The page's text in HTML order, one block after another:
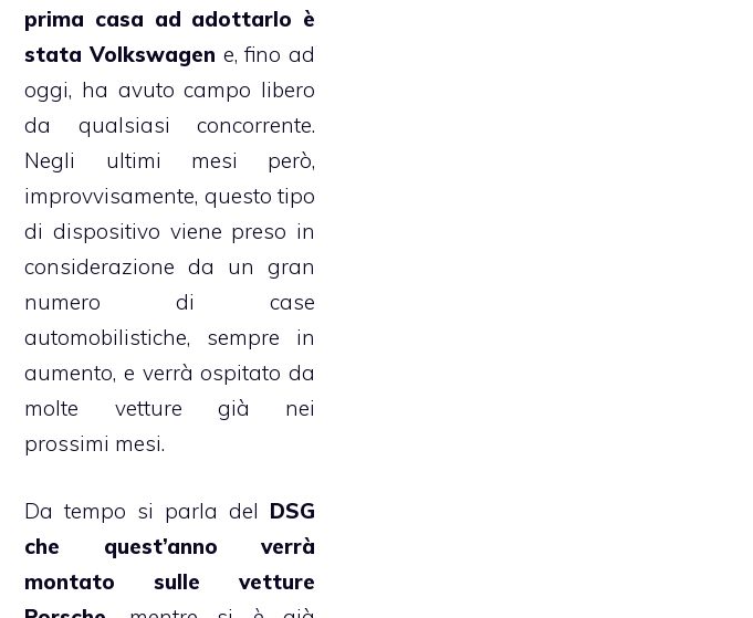
prima casa ad adottarlo è
stata Volkswagen e, fino ad
oggi, ha avuto campo libero
da qualsiasi concorrente.
Negli ultimi mesi però,
improvvisamente, questo tipo
di dispositivo viene preso in
considerazione da un gran
numero di case
automobilistiche, sempre in
aumento, e verrà ospitato da
molte vetture già nei
prossimi mesi.
Da tempo si parla del DSG
che quest’anno verrà
montato sulle vetture